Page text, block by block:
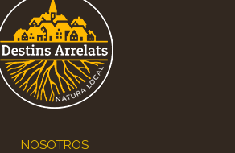
NOSOTROS